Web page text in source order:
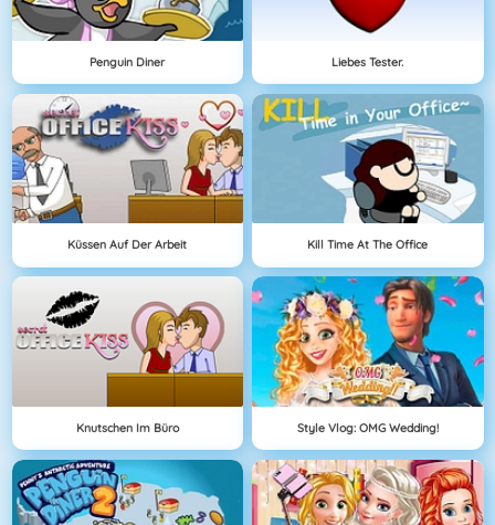
Penguin Diner Liebes Tester.
Küssen Auf Der Arbeit Kill Time At The Office
Knutschen Im Büro Style Vlog: OMG Wedding!